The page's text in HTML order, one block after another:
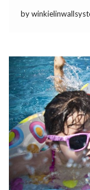
sprawne i
by